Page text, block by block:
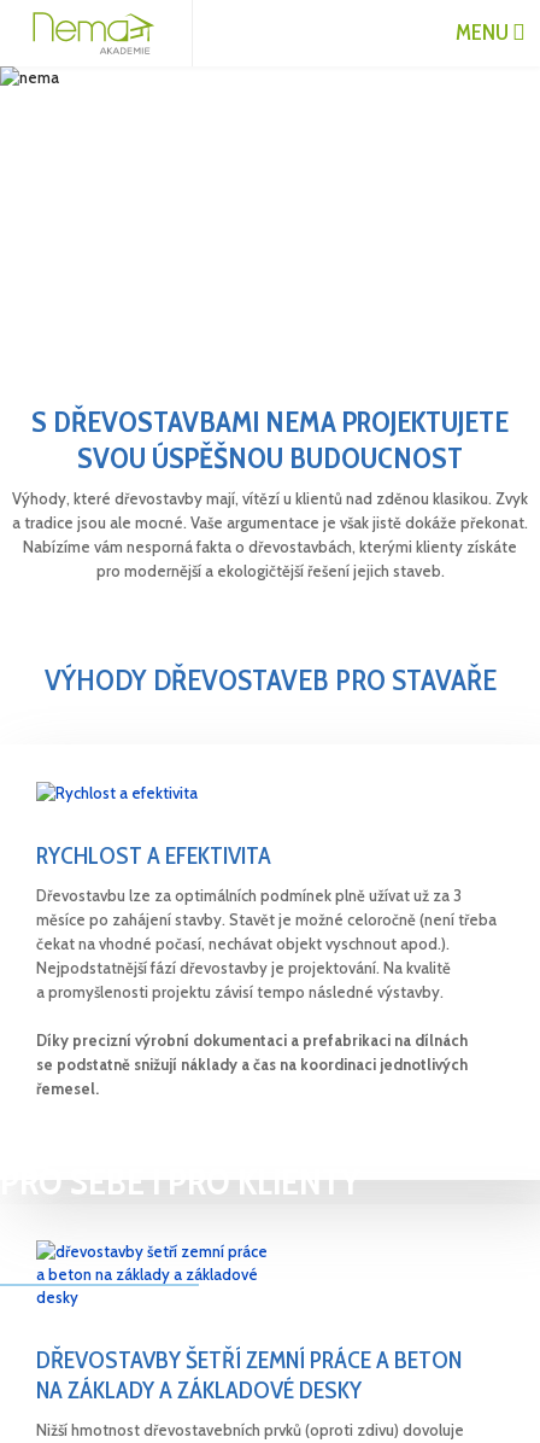
MENU
PRO SEBE I PRO KLIENTY
S DŘEVOSTAVBAMI NEMA PROJEKTUJETE
SVOU ÚSPĚŠNOU BUDOUCNOST
Výhody, které dřevostavby mají, vítězí u klientů nad zděnou klasikou. Zvyk
a tradice jsou ale mocné. Vaše argumentace je však jistě dokáže překonat.
Nabízíme vám nesporná fakta o dřevostavbách, kterými klienty získáte
pro modernější a ekologičtější řešení jejich staveb.
VÝHODY DŘEVOSTAVEB PRO STAVAŘE
RYCHLOST A EFEKTIVITA
Dřevostavbu lze za optimálních podmínek plně užívat už za 3
měsíce po zahájení stavby. Stavět je možné celoročně (není třeba
čekat na vhodné počasí, nechávat objekt vyschnout apod.).
Nejpodstatnější fází dřevostavby je projektování. Na kvalitě
a promyšlenosti projektu závisí tempo následné výstavby.
Díky precizní výrobní dokumentaci a prefabrikaci na dílnách
se podstatně snižují náklady a čas na koordinaci jednotlivých
řemesel.
DŘEVOSTAVBY ŠETŘÍ ZEMNÍ PRÁCE A BETON
NA ZÁKLADY A ZÁKLADOVÉ DESKY
Nižší hmotnost dřevostavebních prvků (oproti zdivu) dovoluje